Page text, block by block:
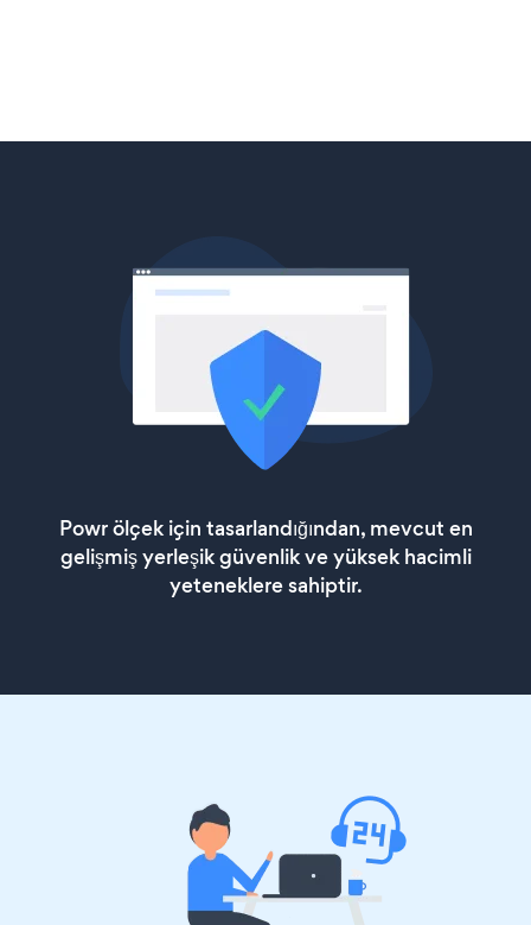
Powr ölçek için tasarlandığından, mevcut en
gelişmiş yerleşik güvenlik ve yüksek hacimli
yeteneklere sahiptir.